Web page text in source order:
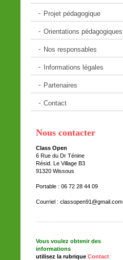
Projet pédagogique
Orientations pédagogiques
Nos responsables
Informations légales
Partenaires
Contact
Nous contacter
Class Open
6 Rue du Dr Ténine
Résid. Le Village B3
91320 Wissous
Portable : 06 72 28 44 09
Courriel : classopen91@gmail.com
Vous voulez obtenir des
informations
utilisez la rubrique Contact